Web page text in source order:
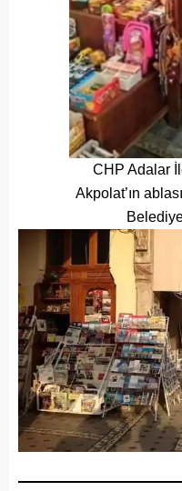
CHP Adalar
Akpolat’ın